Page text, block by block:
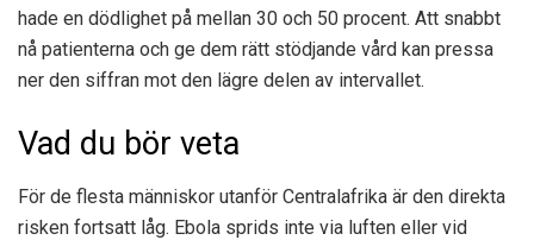
hade en dödlighet på mellan 30 och 50 procent. Att snabbt
nå patienterna och ge dem rätt stödjande vård kan pressa
ner den siffran mot den lägre delen av intervallet.
Vad du bör veta
För de flesta människor utanför Centralafrika är den direkta
risken fortsatt låg. Ebola sprids inte via luften eller vid